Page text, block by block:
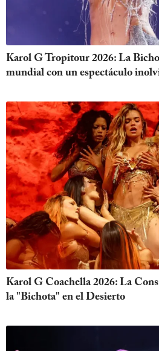
Karol G Tropitour 2026: La
mundial con un espectáculo
Karol G Coachella 2026: La
la "Bichota" en el Desierto